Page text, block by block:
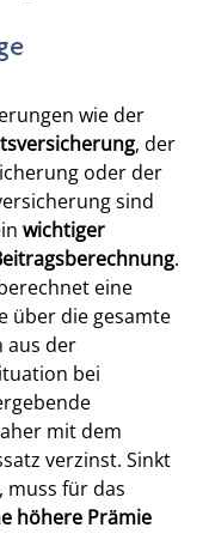
wie der
, der
oder der
sind
wichtiger
.
eine
über die gesamte
aus der
bei
mit dem
verzinst. Sinkt
muss für das
höhere Prämie